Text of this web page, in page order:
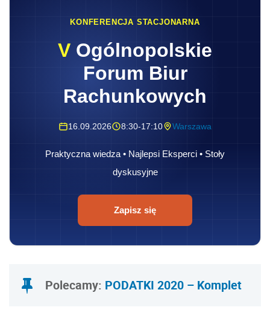
KONFERENCJA STACJONARNA
V Ogólnopolskie
Forum Biur
Rachunkowych
16.09.2026 8:30-17:10 Warszawa
Praktyczna wiedza • Najlepsi Eksperci • Stoły
dyskusyjne
Zapisz się
Polecamy: PODATKI 2020 – Komplet